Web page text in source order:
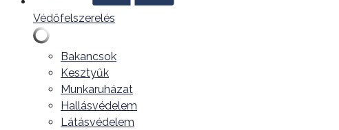
Védőfelszerelés
Bakancsok
Kesztyűk
Munkaruházat
Hallásvédelem
Látásvédelem